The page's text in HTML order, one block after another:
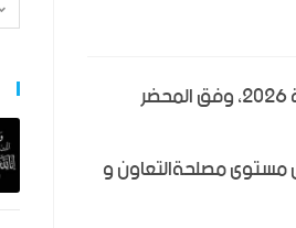
نوافيكم بنتائج انتقاء المستخدمين الاداريين للقبول في الحركية قصيرة المدى بالخارج للسنة المالية 2026، وفق المحضر
الطعون على مستوى مصلحةالتعاون و